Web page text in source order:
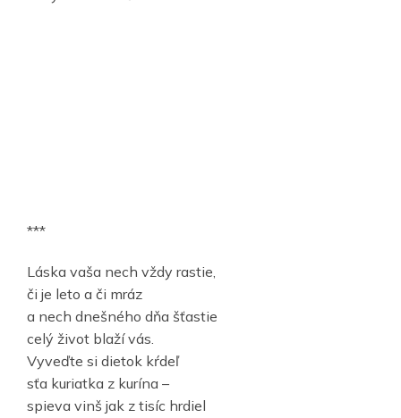
***
Láska vaša nech vždy rastie,
či je leto a či mráz
a nech dnešného dňa šťastie
celý život blaží vás.
Vyveďte si dietok kŕdeľ
sťa kuriatka z kurína –
spieva vinš jak z tisíc hrdiel